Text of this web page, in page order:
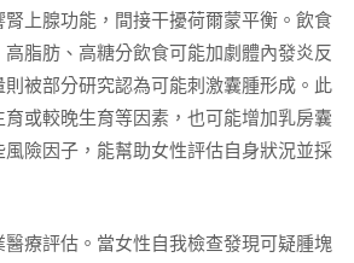
上腺功能，間接干擾荷爾蒙平衡。飲食
脂肪、高糖分飲食可能加劇體內發炎反
被部分研究認為可能刺激囊腫形成。此
或較晚生育等因素，也可能增加乳房囊
險因子，能幫助女性評估自身狀況並採
療評估。當女性自我檢查發現可疑腫塊